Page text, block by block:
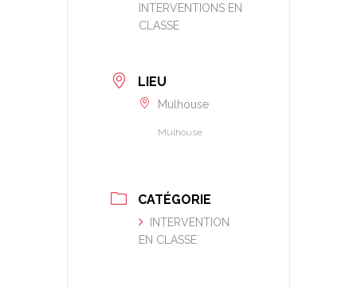
INTERVENTIONS EN
CLASSE
LIEU
Mulhouse
Mulhouse
CATÉGORIE
INTERVENTION
EN CLASSE